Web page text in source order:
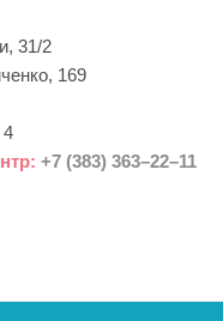
31/2
169
4
+7 (383) 363–22–11